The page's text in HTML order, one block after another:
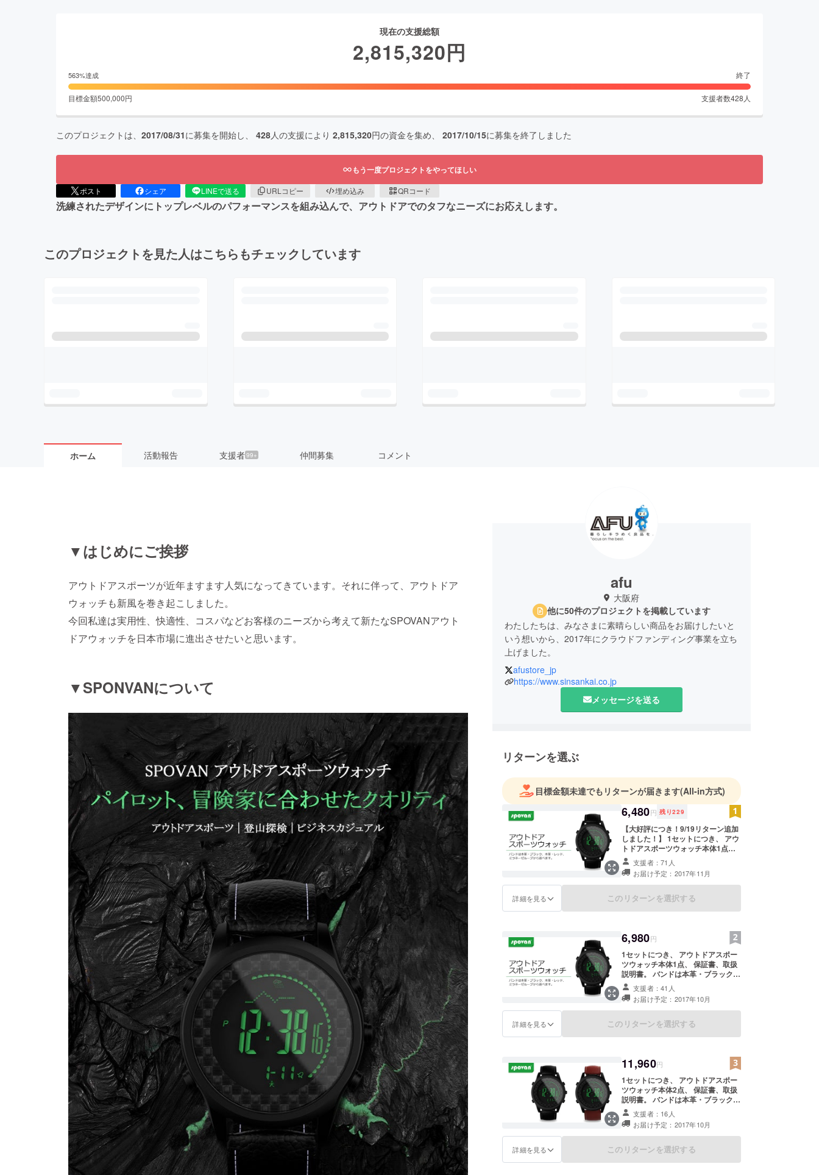
現在の支援総額
2,815,320円
563%達成 終了
目標金額500,000円 支援者数428 人
このプロジェクトは、 2017/08/31に募集を開始し、 428人の支援により 2,815,320円の資金を集め、 2017/10/15に募集を終了しました
もう一度プロジェクトをやってほしい
ポスト シェア LINEで送る URLコピー 埋め込み QRコード
洗練されたデザインにトップレベルのパフォーマンスを組み込んで、アウトドアでのタフなニーズにお応えします。
このプロジェクトを見た人はこちらもチェックしています
ホーム 活動報告 支援者99+ 仲間募集 コメント
▼はじめにご挨拶
アウトドアスポーツが近年ますます人気になってきています。それに伴って、アウトドア
ウォッチも新風を巻き起こしました。
今回私達は実用性、快適性、コスパなどお客様のニーズから考えて新たなSPOVANアウト
ドアウォッチを日本市場に進出させたいと思います。
▼SPONVANについて
afu
大阪府
他に50件のプロジェクトを掲載しています
わたしたちは、みなさまに素晴らしい商品をお届けしたいと
いう想いから、2017年にクラウドファンディング事業を立ち
上げました。
2020年2月までの実績として、国内の大手クラウドファン
ディング運営サイトを通じて128件のプロジェクトの立ち上
げ、総額5.5億円のご支援を達成しております。何れも日本の
Geek」をはじめ、国内のクラウドファンディングの傘部門で
ターやモバイルバッテリーなど多数のプロジェクトが1,000
万円を超えるとともに、様々なメディアにも取り上げられて
います。
これからもわたしたちは、感動と驚きの商品をそろえ、暮ら
しが豊かになる良品をみなさまにお届けいたします。
afustore_jp
https://www.sinsankai.co.jp
メッセージを送る
リターンを選ぶ
目標金額未達でもリターンが届きます(All-in方式)
6,480円 残り229
【大好評につき！9/19リターン追加
しました！】 1セットにつき、 アウ
トドアスポーツウォッチ本体1点、
保証書、取扱説明書。 バンドは本
革・ブラック、本革・レッド、ミラ
ネーゼループから選べます。
支援者：71人
お届け予定：2017年11月
詳細を見る このリターンを選択する
6,980円
1セットにつき、 アウトドアスポー
ツウォッチ本体1点、 保証書、取扱
説明書。 バンドは本革・ブラック、
本革・レッド、ミラネーゼループか
ら選べます。
支援者：41人
お届け予定：2017年10月
詳細を見る このリターンを選択する
11,960円
1セットにつき、 アウトドアスポー
ツウォッチ本体2点、 保証書、取扱
説明書。 バンドは本革・ブラック、
本革・レッド、ミラネーゼループか
ら選べます。
支援者：16人
お届け予定：2017年10月
詳細を見る このリターンを選択する